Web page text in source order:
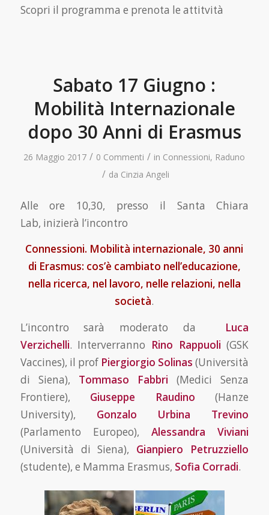
Scopri il programma e prenota le attitvità
Sabato 17 Giugno :
Mobilità Internazionale
dopo 30 Anni di Erasmus
26 Maggio 2017 / 0 Commenti / in Connessioni, Raduno
/ da Cinzia Angeli
Alle ore 10,30, presso il Santa Chiara
Lab, inizierà l’incontro
Connessioni. Mobilità internazionale, 30 anni
di Erasmus: cos’è cambiato nell’educazione,
nella ricerca, nel lavoro, nelle relazioni, nella
società.
L’incontro sarà moderato da
Luca
Verzichelli. Interverranno Rino Rappuoli (GSK
Vaccines), il profPiergiorgio Solinas (Università
di Siena), Tommaso Fabbri (Medici Senza
Frontiere), Giuseppe Raudino (Hanze
University), Gonzalo Urbina Trevino
(Parlamento Europeo),Alessandra Viviani
(Università di Siena), Gianpiero Petruzziello
(studente), e Mamma Erasmus, Sofia Corradi.